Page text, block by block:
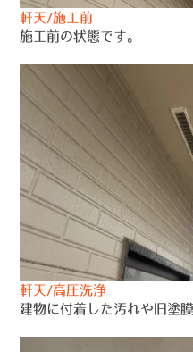
軒天/施工前
施工前の状態です。
軒天/高圧洗浄
建物に付着した汚れや旧塗